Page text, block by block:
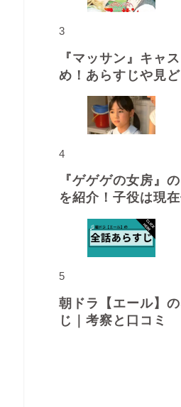
3
『マッサン』キャ
め！あらすじや見
4
『ゲゲゲの女房』
を紹介！子役は現
5
朝ドラ【エール】
じ｜考察と口コミ